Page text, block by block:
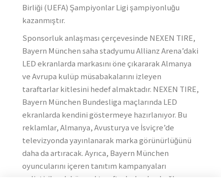
Birliği (UEFA) Şampiyonlar Ligi şampiyonluğu
kazanmıştır.
Sponsorluk anlaşması çerçevesinde NEXEN TIRE,
Bayern München saha stadyumu Allianz Arena’daki
LED ekranlarda markasını öne çıkararak Almanya
ve Avrupa kulüp müsabakalarını izleyen
taraftarlar kitlesini hedef almaktadır. NEXEN TIRE,
Bayern München Bundesliga maçlarında LED
ekranlarda kendini göstermeye hazırlanıyor. Bu
reklamlar, Almanya, Avusturya ve İsviçre’de
televizyonda yayınlanarak marka görünürlüğünü
daha da artıracak. Ayrıca, Bayern München
oyuncularını içeren tanıtım kampanyaları
geliştirilerek küresel taraftarlarla olan bağlarını